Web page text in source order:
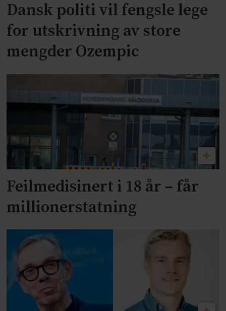
Dansk politi vil fengsle lege
for utskrivning av store
mengder Ozempic
Feilmedisinert i 18 år – får
millionerstatning